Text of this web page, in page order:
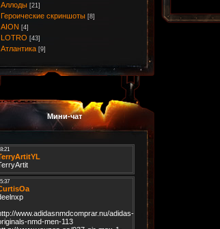
Аллоды [21]
Героические скриншоты [8]
AION [4]
LOTRO [43]
Атлантика [9]
Мини-чат